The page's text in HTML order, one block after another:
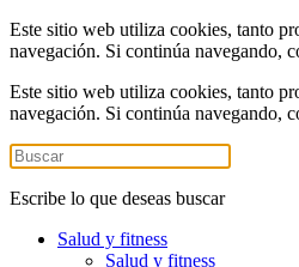
Este sitio web utiliza cookies, tanto
navegación. Si continúa navegando,
Este sitio web utiliza cookies, tanto
navegación. Si continúa navegando,
Escribe lo que deseas buscar
Salud y fitness
Salud y fitness